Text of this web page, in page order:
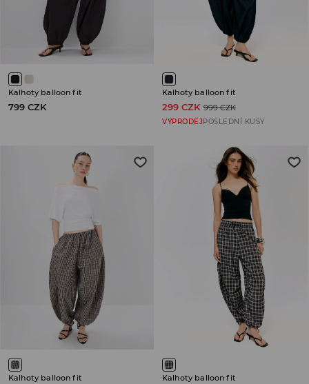
Kalhoty balloon fit
799 CZK
Kalhoty balloon fit
299 CZK 999 CZK
VÝPRODEJPOSLEDNÍ KUSY
Kalhoty balloon fit Kalhoty balloon fit